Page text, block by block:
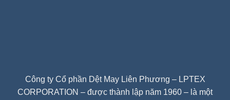
Công ty Cổ phần Dệt May Liên Phương – LPTEX
CORPORATION – được thành lập năm 1960 – là một